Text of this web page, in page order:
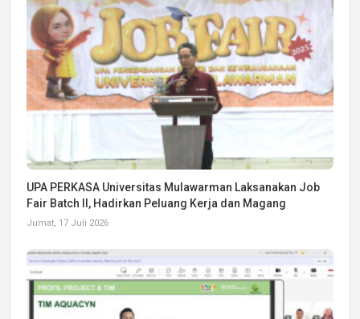
UPA PERKASA Universitas Mulawarman Laksanakan Job
Fair Batch II, Hadirkan Peluang Kerja dan Magang
Jumat, 17 Juli 2026